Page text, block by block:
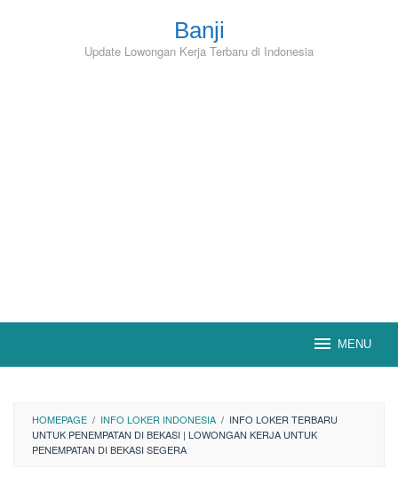
Banji
Update Lowongan Kerja Terbaru di Indonesia
MENU
HOMEPAGE / INFO LOKER INDONESIA / INFO LOKER TERBARU
UNTUK PENEMPATAN DI BEKASI | LOWONGAN KERJA UNTUK
PENEMPATAN DI BEKASI SEGERA